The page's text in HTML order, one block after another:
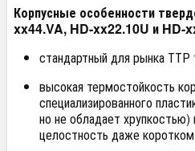
Корпусные особенности
xx44.VA, HD-xx22.10U и HD-
стандартный для рынка ТТР
высокая термостойкость
специализированного
но не обладает хрупкостью)
целостность даже